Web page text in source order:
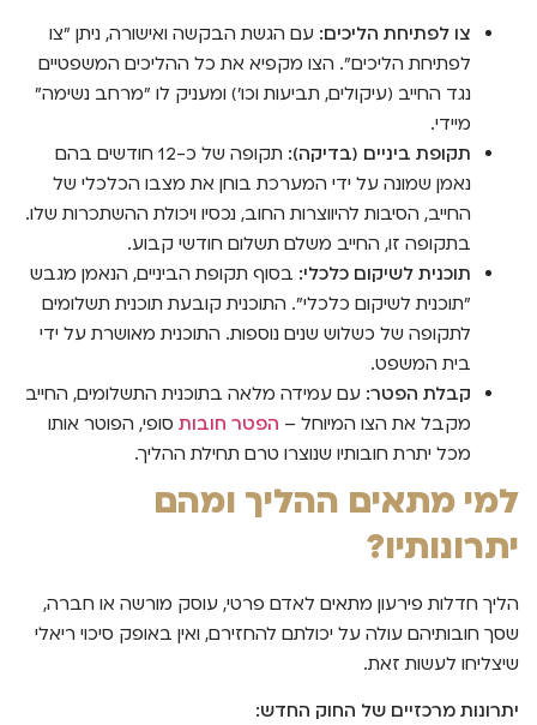
צו לפתיחת הליכים: עם הגשת הבקשה ואישורה, ניתן "צו
לפתיחת הליכים". הצו מקפיא את כל ההליכים המשפטיים
נגד החייב (עיקולים, תביעות וכו') ומעניק לו "מרחב נשימה"
מיידי.
תקופת ביניים (בדיקה):
תקופה של כ-12 חודשים בהם
נאמן שמונה על ידי המערכת בוחן את מצבו הכלכלי של
החייב, הסיבות להיווצרות החוב, נכסיו ויכולת ההשתכרות שלו.
בתקופה זו, החייב משלם תשלום חודשי קבוע.
תוכנית לשיקום כלכלי: בסוף תקופת הביניים, הנאמן מגבש
"תוכנית לשיקום כלכלי". התוכנית קובעת תוכנית תשלומים
לתקופה של כשלוש שנים נוספות. התוכנית מאושרת על ידי
בית המשפט.
קבלת הפטר: עם עמידה מלאה בתוכנית התשלומים, החייב
מקבל את הצו המיוחל – הפטר חובות סופי, הפוטר אותו
מכל יתרת חובותיו שנוצרו טרם תחילת ההליך.
למי מתאים ההליך ומהם
יתרונותיו?
הליך חדלות פירעון מתאים לאדם פרטי, עוסק מורשה או חברה,
שסך חובותיהם עולה על יכולתם להחזירם, ואין באופק סיכוי ריאלי
שיצליחו לעשות זאת.
יתרונות מרכזיים של החוק החדש: